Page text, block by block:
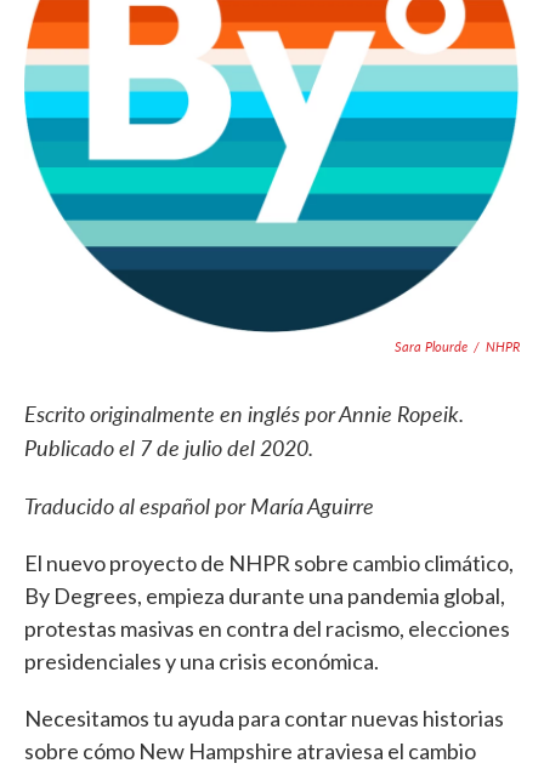
Sara Plourde / NHPR
Escrito originalmente en inglés por Annie Ropeik.
Publicado el 7 de julio del 2020.
Traducido alespañolpor María Aguirre
El nuevo proyecto de NHPR sobre cambio climático,
By Degrees, empieza durante una pandemia global,
protestas masivas en contra del racismo, elecciones
presidenciales y una crisis económica.
Necesitamos tu ayuda para contar nuevas historias
sobre cómo New Hampshire atraviesa el cambio